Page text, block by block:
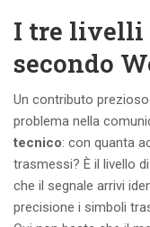
I tre livelli
secondo
Un contributo
problema nella
tecnico: con quanta
trasmessi? È il livello
che il segnale arrivi
precisione i simboli